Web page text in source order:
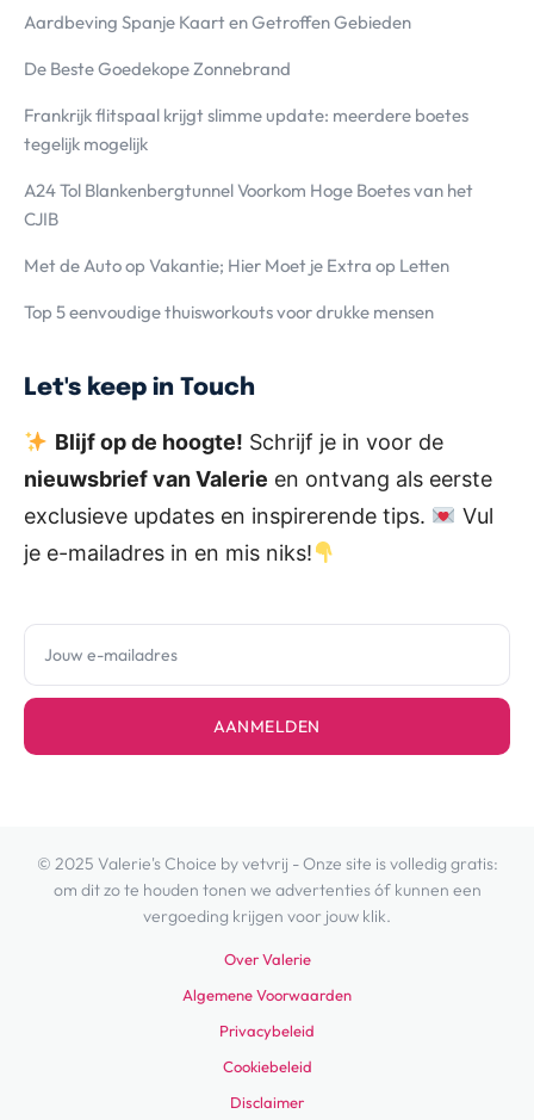
Aardbeving Spanje Kaart en Getroffen Gebieden
De Beste Goedekope Zonnebrand
Frankrijk flitspaal krijgt slimme update: meerdere boetes
tegelijk mogelijk
A24 Tol Blankenbergtunnel Voorkom Hoge Boetes van het
CJIB
Met de Auto op Vakantie; Hier Moet je Extra op Letten
Top 5 eenvoudige thuisworkouts voor drukke mensen
Let's keep in Touch
Blijf op de hoogte! Schrijf je in voor de
nieuwsbrief van Valerie en ontvang als eerste
exclusieve updates en inspirerende tips.
Vul
je e-mailadres in en mis niks!
AANMELDEN
© 2025 Valerie's Choice by vetvrij - Onze site is volledig gratis:
om dit zo te houden tonen we advertenties óf kunnen een
vergoeding krijgen voor jouw klik.
Over Valerie
Algemene Voorwaarden
Privacybeleid
Cookiebeleid
Disclaimer